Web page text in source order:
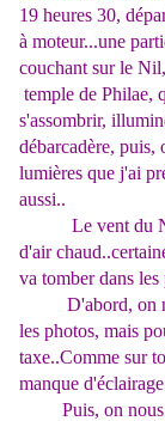
19 heures 30,
à moteur...une
couchant sur le
temple de Philae,
s'assombrir,
débarcadère, puis,
lumières que j'ai
aussi..
Le vent du Nil à
d'air
va tomber dans
D'abord, on
les photos, mais
taxe..Comme sur
manque
Puis, on nous